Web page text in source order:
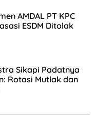
AMDAL PT KPC
ESDM Ditolak
Sikapi Padatnya
Rotasi Mutlak dan